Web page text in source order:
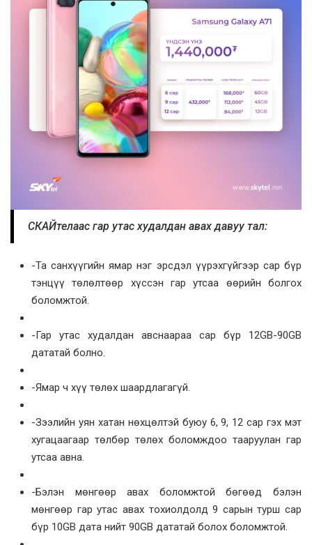
СКАЙтелаас гар утас худалдан авах давуу тал:
-Та санхүүгийн ямар нэг эрсдэл үүрэхгүйгээр сар бүр
тэнцүү төлөлтөөр хүссэн гар утсаа өөрийн болгох
боломжтой.
-Гар утас худалдан авснаараа сар бүр 12GB-90GB
дататай болно.
-Ямар ч хүү төлөх шаардлагагүй.
-Зээлийн уян хатан нөхцөлтэй буюу 6, 9, 12 сар гэх мэт
хугацаагаар төлбөр төлөх боломждоо тааруулан гар
утсаа авна.
-Бэлэн мөнгөөр авах боломжтой бөгөөд бэлэн
мөнгөөр гар утас авах тохиолдолд 9 сарын турш сар
бүр 10GB дата нийт 90GB дататай болох боломжтой.